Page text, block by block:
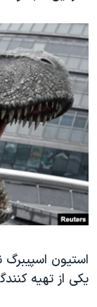
استیون اسپیبرگ
یکی از تهیه